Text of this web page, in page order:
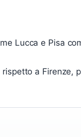
Lucca e Pisa
a Firenze,